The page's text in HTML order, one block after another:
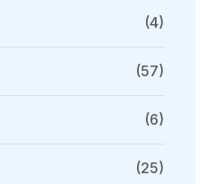
(4)
(57)
(6)
(25)